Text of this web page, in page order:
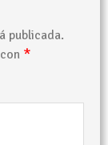
publicada.
*